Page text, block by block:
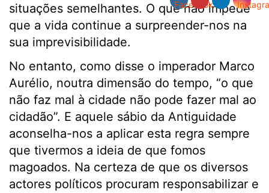
situações semelhantes. O que não impede
que a vida continue a surpreender-nos na
sua imprevisibilidade.
No entanto, como disse o imperador Marco
Aurélio, noutra dimensão do tempo, “o que
não faz mal à cidade não pode fazer mal ao
cidadão”. E aquele sábio da Antiguidade
aconselha-nos a aplicar esta regra sempre
que tivermos a ideia de que fomos
magoados. Na certeza de que os diversos
actores políticos procuram responsabilizar e